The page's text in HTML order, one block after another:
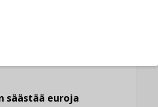
säästää euroja